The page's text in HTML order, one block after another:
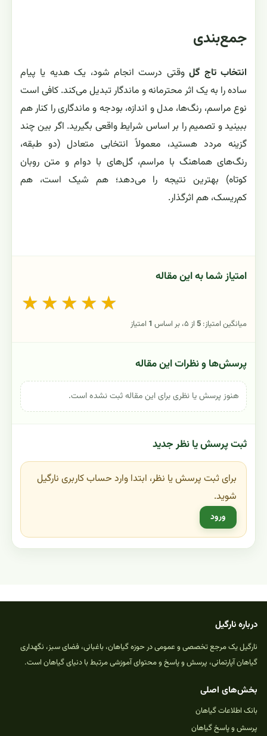
جمع‌بندی
انتخاب تاج گلوقتی درست انجام شود، یک هدیه یا پیام
ساده را به یک اثر محترمانه و ماندگار تبدیل می‌کند. کافی است
نوع مراسم، رنگ‌ها، مدل و اندازه، بودجه و ماندگاری را کنار هم
ببینید و تصمیم را بر اساس شرایط واقعی بگیرید. اگر بین چند
گزینه مردد هستید، معمولاً انتخابی متعادل (دو طبقه،
رنگ‌های هماهنگ با مراسم، گل‌های با دوام و متن روبان
کوتاه) بهترین نتیجه را می‌دهد؛ هم شیک است، هم
کم‌ریسک، هم اثرگذار.
امتیاز شما به این مقاله
★ ★ ★ ★ ★
میانگین امتیاز: 5از ۵، بر اساس 1 امتیاز
پرسش‌ها و نظرات این مقاله
هنوز پرسش یا نظری برای این مقاله ثبت نشده است.
ثبت پرسش یا نظر جدید
برای ثبت پرسش یا نظر، ابتدا وارد حساب کاربری نارگیل
شوید.
ورود
درباره نارگیل
نارگیل یک مرجع تخصصی و عمومی در حوزه گیاهان، باغبانی، فضای سبز، نگهداری
گیاهان آپارتمانی، پرسش و پاسخ و محتوای آموزشی مرتبط با دنیای گیاهان است.
بخش‌های اصلی
بانک اطلاعات گیاهان
پرسش و پاسخ گیاهان